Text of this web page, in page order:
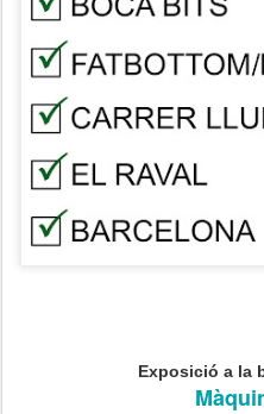
Exposició a la